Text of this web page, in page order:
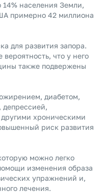
населения Земли,
примерно 42 миллиона
для развития запора.
что у него
также подвержены
диабетом,
хроническими
риск развития
можно легко
изменения образа
упражнений и,
лечения.